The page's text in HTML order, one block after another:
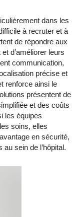
dans les
à recruter et à
de répondre aux
d’améliorer leurs
communication,
précise et
renforce ainsi le
présentent de
et des coûts
les équipes
soins, elles
en sécurité,
sein de l’hôpital.